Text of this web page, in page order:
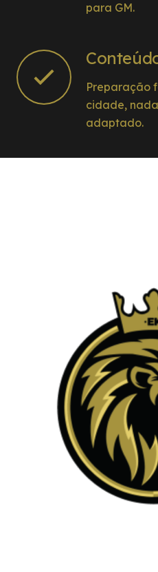
para GM.
Preparação
cidade,
adaptado.